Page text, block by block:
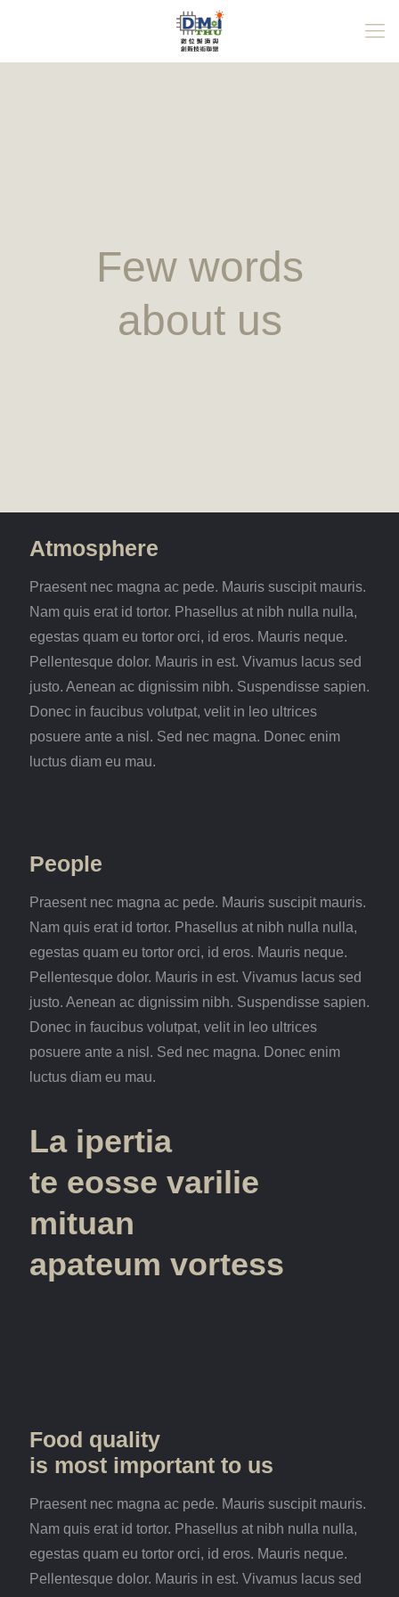
Few words
about us
Atmosphere
Praesent nec magna ac pede. Mauris suscipit mauris.
Nam quis erat id tortor. Phasellus at nibh nulla nulla,
egestas quam eu tortor orci, id eros. Mauris neque.
Pellentesque dolor. Mauris in est. Vivamus lacus sed
justo. Aenean ac dignissim nibh. Suspendisse sapien.
Donec in faucibus volutpat, velit in leo ultrices
posuere ante a nisl. Sed nec magna. Donec enim
luctus diam eu mau.
People
Praesent nec magna ac pede. Mauris suscipit mauris.
Nam quis erat id tortor. Phasellus at nibh nulla nulla,
egestas quam eu tortor orci, id eros. Mauris neque.
Pellentesque dolor. Mauris in est. Vivamus lacus sed
justo. Aenean ac dignissim nibh. Suspendisse sapien.
Donec in faucibus volutpat, velit in leo ultrices
posuere ante a nisl. Sed nec magna. Donec enim
luctus diam eu mau.
La ipertia
te eosse varilie
mituan
apateum vortess
Food quality
is most important to us
Praesent nec magna ac pede. Mauris suscipit mauris.
Nam quis erat id tortor. Phasellus at nibh nulla nulla,
egestas quam eu tortor orci, id eros. Mauris neque.
Pellentesque dolor. Mauris in est. Vivamus lacus sed